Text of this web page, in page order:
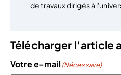
de travaux dirigés à
Télécharger l'article
Votre e-mail (Nécessaire)